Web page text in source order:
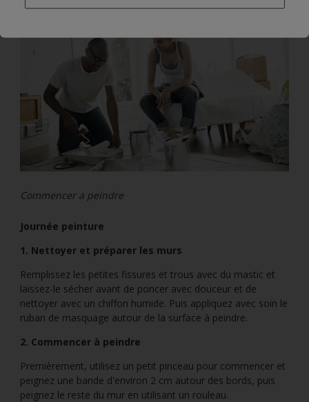
Commencer a peindre
Journée peinture
1. Nettoyer et préparer les murs
Remplissez les petites fissures et trous avec du mastic et
laissez-le sécher avant de poncer avec douceur et de
nettoyer avec un chiffon humide. Puis appliquez avec soin le
ruban de masquage autour de la surface à peindre.
2. Commencer à peindre
Premièrement, utilisez un petit pinceau pour commencer et
peignez une bande d'environ 2 cm autour des bords, puis
peignez le reste du mur en utilisant un rouleau.